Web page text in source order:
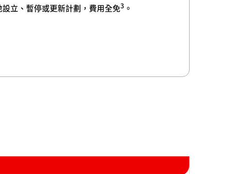
立、暫停或更新計劃，費用全免3 。